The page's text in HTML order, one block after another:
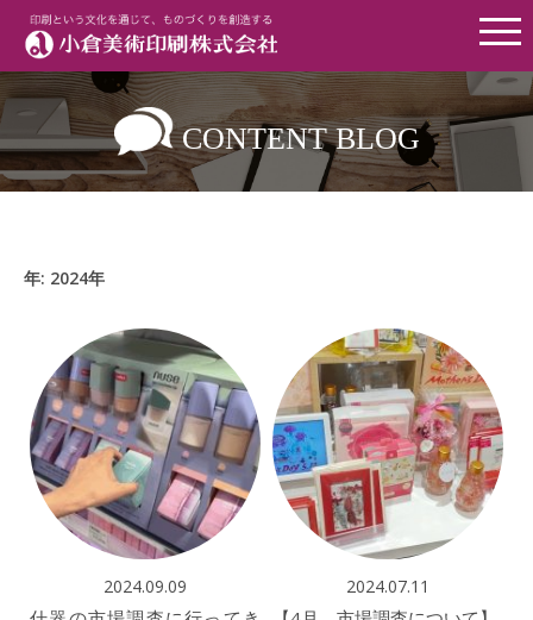
Menu
CONTENT BLOG
年: 2024年
2024.09.09 2024.07.11